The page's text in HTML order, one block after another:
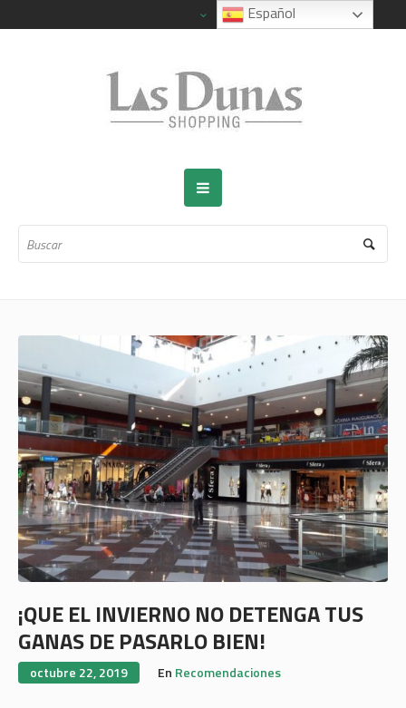
¡QUE EL INVIERNO NO DETENGA TUS
GANAS DE PASARLO BIEN!
octubre 22, 2019 En Recomendaciones
Español